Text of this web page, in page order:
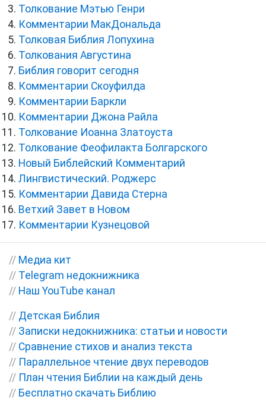
Толкование Мэтью Генри
Комментарии МакДональда
Толковая Библия Лопухина
Толкования Августина
Библия говорит сегодня
Комментарии Скоуфилда
Комментарии Баркли
Комментарии Джона Райла
Толкование Иоанна Златоуста
Толкование Феофилакта Болгарского
Новый Библейский Комментарий
Лингвистический. Роджерс
Комментарии Давида Стерна
Ветхий Завет в Новом
Комментарии Кузнецовой
// Медиа кит
// Telegram недокнижника
// Наш YouTube канал
// Детская Библия
// Записки недокнижника: статьи и новости
// Сравнение стихов и анализ текста
// Параллельное чтение двух переводов
// План чтения Библии на каждый день
// Бесплатно скачать Библию